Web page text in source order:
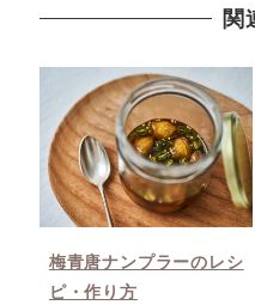
関
梅青唐ナンプラーのレシ
ピ・作り方